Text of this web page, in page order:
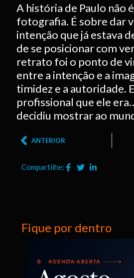
A história de Paulo não
fotografia. É sobre dar
intenção que já estava
de se posicionar com
retrato foi o ponto de
entre a intenção e a
timidez e a autoridade.
profissional que ele
decidiu mostrar ao
ANTERIOR
Compartilhe:
Fique por dentro